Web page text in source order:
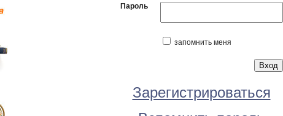
Пароль
запомнить меня
Зарегистрироваться